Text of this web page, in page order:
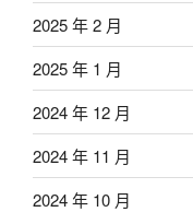
2025 年 2 月
2025 年 1 月
2024 年 12 月
2024 年 11 月
2024 年 10 月